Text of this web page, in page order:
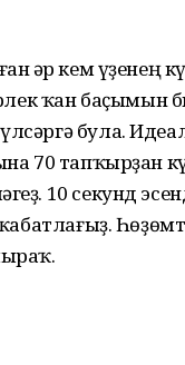
һәр кем үҙенең
ҡан баҫымын
була.
70 тапҡырҙан
10 секунд